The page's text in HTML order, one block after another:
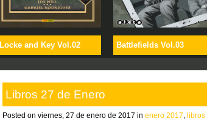
Locke and Key Vol.02 Battlefields Vol.03
Libros 27 de Enero
Posted on viernes, 27 de enero de 2017 in enero 2017 libros